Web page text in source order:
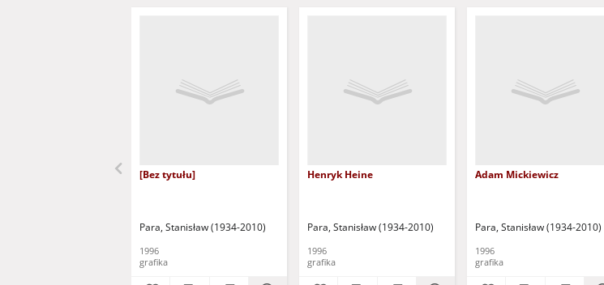
[Bez tytułu]
Para, Stanisław (1934-2010)
1996
grafika
Henryk Heine
Para, Stanisław (1934-2010)
1996
grafika
Adam Mickiewicz
Para, Stanisław (1934-2010)
1996
grafika